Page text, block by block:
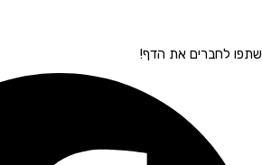
שתפו לחברים את הדף!